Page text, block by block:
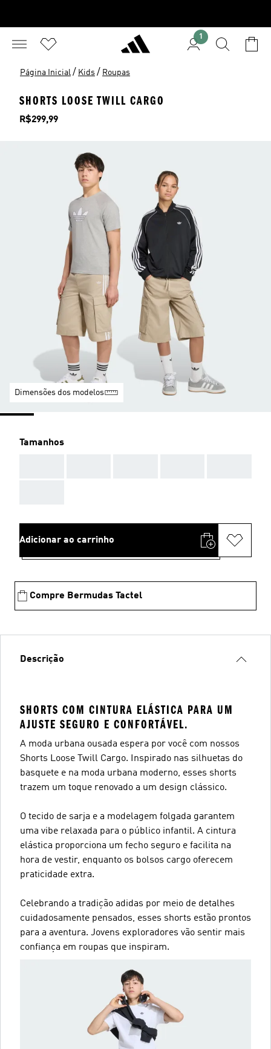
1
Página Inicial / Kids / Roupas
SHORTS LOOSE TWILL CARGO
Preço
R$299,99
Dimensões dos modelos
Tamanhos
Adicionar ao carrinho
Compre Bermudas Tactel
Descrição
SHORTS COM CINTURA ELÁSTICA PARA UM
AJUSTE SEGURO E CONFORTÁVEL.
A moda urbana ousada espera por você com nossos
Shorts Loose Twill Cargo. Inspirado nas silhuetas do
basquete e na moda urbana moderno, esses shorts
trazem um toque renovado a um design clássico.
O tecido de sarja e a modelagem folgada garantem
uma vibe relaxada para o público infantil. A cintura
elástica proporciona um fecho seguro e facilita na
hora de vestir, enquanto os bolsos cargo oferecem
praticidade extra.
Celebrando a tradição adidas por meio de detalhes
cuidadosamente pensados, esses shorts estão prontos
para a aventura. Jovens exploradores vão sentir mais
confiança em roupas que inspiram.